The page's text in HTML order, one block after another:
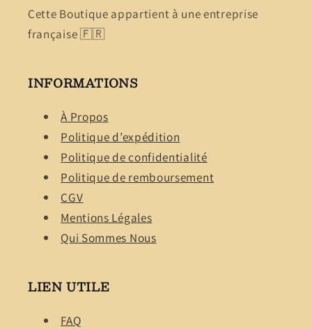
Cette Boutique appartient à une entreprise
française 🇫🇷
INFORMATIONS
À Propos
Politique d’expédition
Politique de confidentialité
Politique de remboursement
CGV
Mentions Légales
Qui Sommes Nous
LIEN UTILE
FAQ